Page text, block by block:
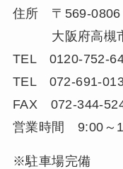
住所 〒569-0806
大阪府高槻市
TEL 0120-752-
TEL 072-691-
FAX 072-344-
営業時間 9:00～
※駐車場完備